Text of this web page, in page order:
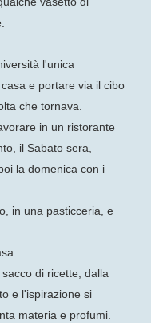
l'unica
e portare via il cibo
che tornava.
in un ristorante
il Sabato sera,
la domenica con i
in una pasticceria, e
di ricette, dalla
e l'ispirazione si
materia e profumi.